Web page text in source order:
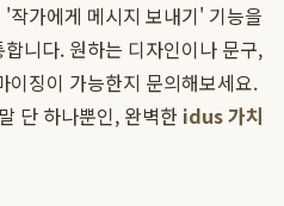
가에게 메시지 보내기' 기능을
니다. 원하는 디자인이나 문구,
이징이 가능한지 문의해보세요.
단 하나뿐인, 완벽한 idus 가치